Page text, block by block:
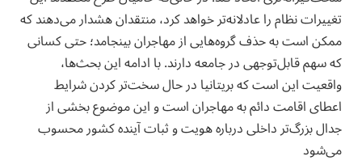
تغییرات نظام را عادلانه‌تر خواهد کرد، منتقدان هشدار می‌دهند که
ممکن است به حذف گروه‌هایی از مهاجران بینجامد؛ حتی کسانی
که سهم قابل‌توجهی در جامعه دارند. با ادامه این بحث‌ها،
واقعیت این است که بریتانیا در حال سخت‌تر کردن شرایط
اعطای اقامت دائم به مهاجران است و این موضوع بخشی از
جدال بزرگ‌تر داخلی درباره هویت و ثبات آینده کشور محسوب
می‌شود